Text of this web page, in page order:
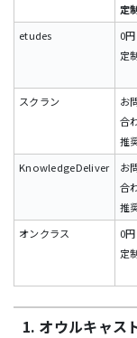
定
etudes
0
定
スクラン
お
合
推
KnowledgeDeliver
お
合
推
オンクラス
0
定
1. オウルキャス